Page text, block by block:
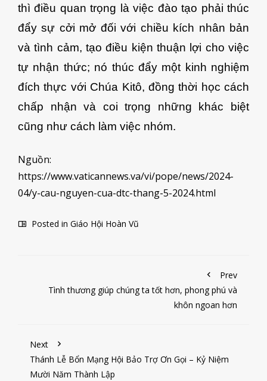
thì điều quan trọng là việc đào tạo phải thúc
đẩy sự cởi mở đối với chiều kích nhân bản
và tình cảm, tạo điều kiện thuận lợi cho việc
tự nhận thức; nó thúc đẩy một kinh nghiệm
đích thực với Chúa Kitô, đồng thời học cách
chấp nhận và coi trọng những khác biệt
cũng như cách làm việc nhóm.
Nguồn:
https://www.vaticannews.va/vi/pope/news/2024-
04/y-cau-nguyen-cua-dtc-thang-5-2024.html
Posted in Giáo Hội Hoàn Vũ
Prev
Tình thương giúp chúng ta tốt hơn, phong phú và
khôn ngoan hơn
Next
Thánh Lễ Bổn Mạng Hội Bảo Trợ Ơn Gọi – Kỷ Niệm
Mười Năm Thành Lập